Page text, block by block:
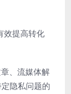
效提高转化
、流媒体解
隐私问题的